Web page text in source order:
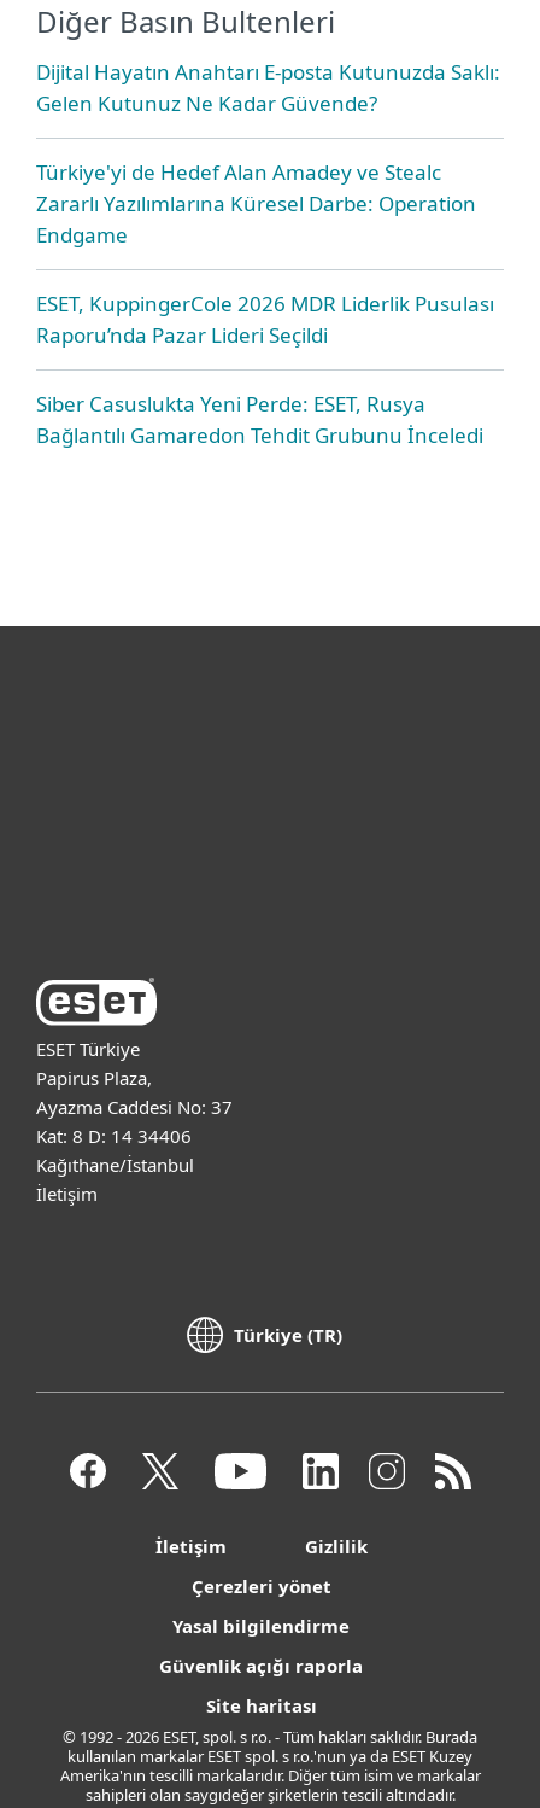
Diğer Basın Bultenleri
Dijital Hayatın Anahtarı E-posta Kutunuzda Saklı:
Gelen Kutunuz Ne Kadar Güvende?
Türkiye'yi de Hedef Alan Amadey ve Stealc
Zararlı Yazılımlarına Küresel Darbe: Operation
Endgame
ESET, KuppingerCole 2026 MDR Liderlik Pusulası
Raporu’nda Pazar Lideri Seçildi
Siber Casuslukta Yeni Perde: ESET, Rusya
Bağlantılı Gamaredon Tehdit Grubunu İnceledi
ESET Türkiye
Papirus Plaza,
Ayazma Caddesi No: 37
Kat: 8 D: 14 34406
Kağıthane/İstanbul
İletişim
Türkiye (TR)
İletişim
Gizlilik
Çerezleri yönet
Yasal bilgilendirme
Güvenlik açığı raporla
Site haritası
© 1992 - 2026 ESET, spol. s r.o. - Tüm hakları saklıdır. Burada
kullanılan markalar ESET spol. s r.o.'nun ya da ESET Kuzey
Amerika'nın tescilli markalarıdır. Diğer tüm isim ve markalar
sahipleri olan saygıdeğer şirketlerin tescili altındadır.